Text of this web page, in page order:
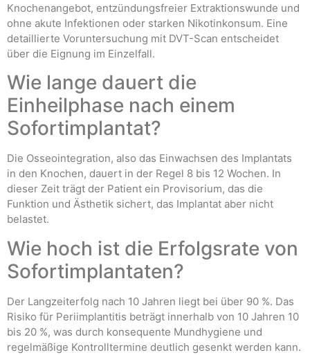
Knochenangebot, entzündungsfreier Extraktionswunde und
ohne akute Infektionen oder starken Nikotinkonsum. Eine
detaillierte Voruntersuchung mit DVT-Scan entscheidet
über die Eignung im Einzelfall.
Wie lange dauert die
Einheilphase nach einem
Sofortimplantat?
Die Osseointegration, also das Einwachsen des Implantats
in den Knochen, dauert in der Regel 8 bis 12 Wochen. In
dieser Zeit trägt der Patient ein Provisorium, das die
Funktion und Ästhetik sichert, das Implantat aber nicht
belastet.
Wie hoch ist die Erfolgsrate von
Sofortimplantaten?
Der Langzeiterfolg nach 10 Jahren liegt bei über 90 %. Das
Risiko für Periimplantitis beträgt innerhalb von 10 Jahren 10
bis 20 %, was durch konsequente Mundhygiene und
regelmäßige Kontrolltermine deutlich gesenkt werden kann.